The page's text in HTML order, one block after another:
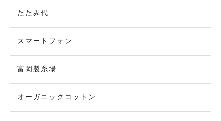
たたみ代
スマートフォン
富岡製糸場
オーガニックコットン